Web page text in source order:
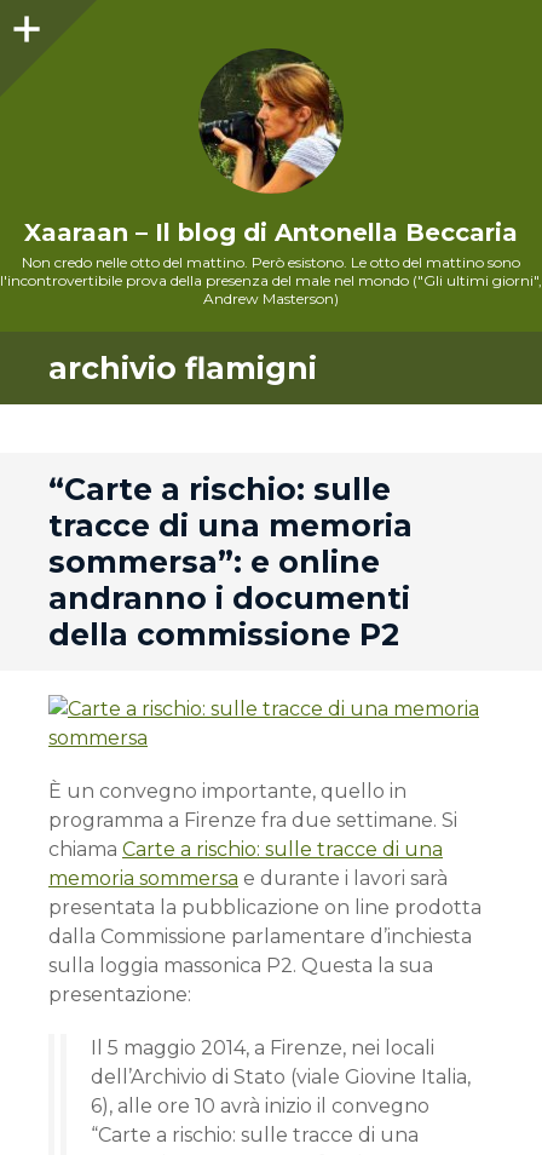
Xaaraan – Il blog di Antonella Beccaria
Non credo nelle otto del mattino. Però esistono. Le otto del mattino sono
l'incontrovertibile prova della presenza del male nel mondo ("Gli ultimi giorni",
Andrew Masterson)
archivio flamigni
“Carte a rischio: sulle
tracce di una memoria
sommersa”: e online
andranno i documenti
della commissione P2
È un convegno importante, quello in
programma a Firenze fra due settimane. Si
chiama Carte a rischio: sulle tracce di una
memoria sommersa e durante i lavori sarà
presentata la pubblicazione on line prodotta
dalla Commissione parlamentare d’inchiesta
sulla loggia massonica P2. Questa la sua
presentazione:
Il 5 maggio 2014, a Firenze, nei locali
dell’Archivio di Stato (viale Giovine Italia,
6), alle ore 10 avrà inizio il convegno
“Carte a rischio: sulle tracce di una